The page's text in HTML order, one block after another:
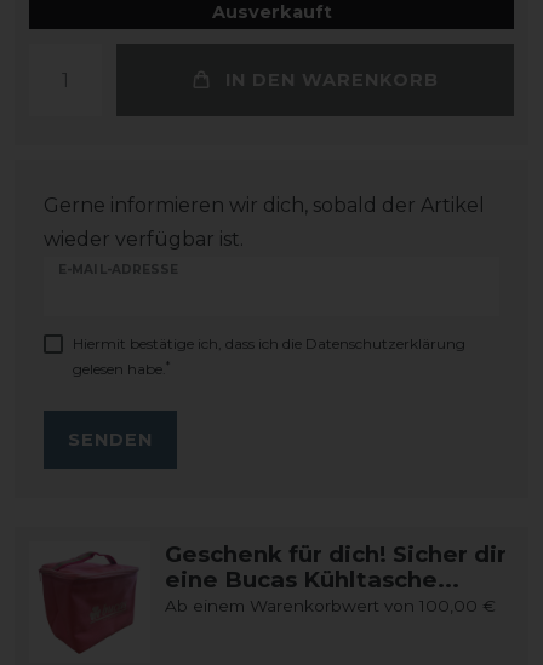
Ausverkauft
IN DEN WARENKORB
Gerne informieren wir dich, sobald der Artikel
wieder verfügbar ist.
E-MAIL-ADRESSE
Hiermit bestätige ich, dass ich die Daten­schutz­erklärung
gelesen habe. *
SENDEN
Geschenk für dich! Sicher dir
eine Bucas Kühltasche...
Ab einem Warenkorbwert von 100,00 €